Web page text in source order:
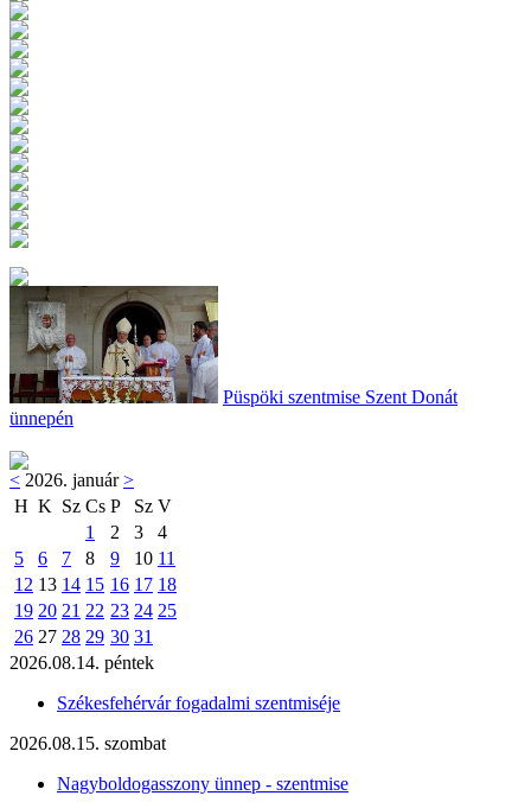
Püspöki szentmise Szent Donát
ünnepén
< 2026. január>
H K Sz Cs P Sz V
1
2 3
4
5
6 7 8 9 10 11
12 13 14 15 16 17 18
19 20 21 22 23 24 25
26 27 28 29 30 31
2026.08.14. péntek
Székesfehérvár fogadalmi szentmiséje
2026.08.15. szombat
Nagyboldogasszony ünnep - szentmise